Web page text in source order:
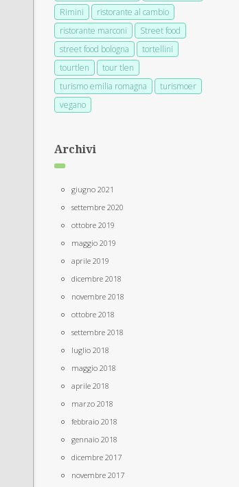
Rimini
ristorante al cambio
ristorante marconi
Street food
street food bologna
tortellini
tourtlen
tour tlen
turismo emilia romagna
turismoer
vegano
Archivi
giugno 2021
settembre 2020
ottobre 2019
maggio 2019
aprile 2019
dicembre 2018
novembre 2018
ottobre 2018
settembre 2018
luglio 2018
maggio 2018
aprile 2018
marzo 2018
febbraio 2018
gennaio 2018
dicembre 2017
novembre 2017